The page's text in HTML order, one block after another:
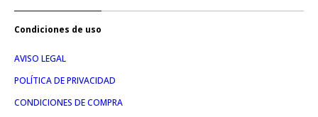
Condiciones de uso
AVISO LEGAL
POLÍTICA DE PRIVACIDAD
CONDICIONES DE COMPRA